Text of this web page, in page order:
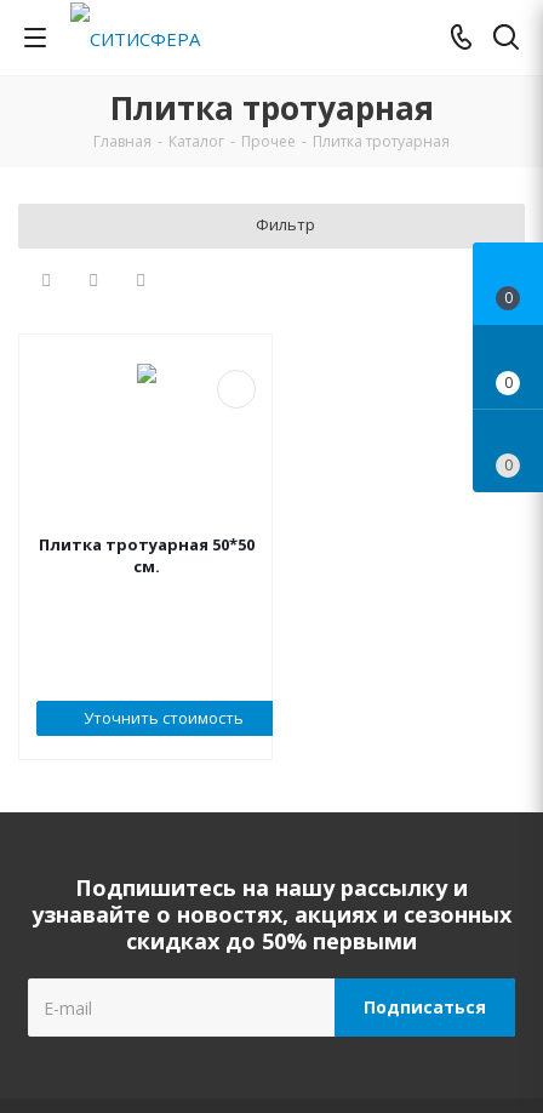
Плитка тротуарная
Главная - Каталог - Прочее - Плитка тротуарная
Фильтр
Плитка тротуарная 50*50
см.
Уточнить стоимость
Подпишитесь на нашу рассылку и
узнавайте о новостях, акциях и сезонных
скидках до 50% первыми
0
0
0